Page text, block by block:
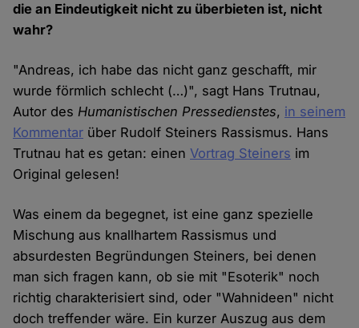
die an Eindeutigkeit nicht zu überbieten ist, nicht
wahr?
"Andreas, ich habe das nicht ganz geschafft, mir
wurde förmlich schlecht (…)", sagt Hans Trutnau,
Autor desHumanistischen Pressedienstes, in seinem
Kommentar über Rudolf Steiners Rassismus. Hans
Trutnau hat es getan: einenVortrag Steiners im
Original gelesen!
Was einem da begegnet, ist eine ganz spezielle
Mischung aus knallhartem Rassismus und
absurdesten Begründungen Steiners, bei denen
man sich fragen kann, ob sie mit "Esoterik" noch
richtig charakterisiert sind, oder "Wahnideen" nicht
doch treffender wäre. Ein kurzer Auszug aus dem